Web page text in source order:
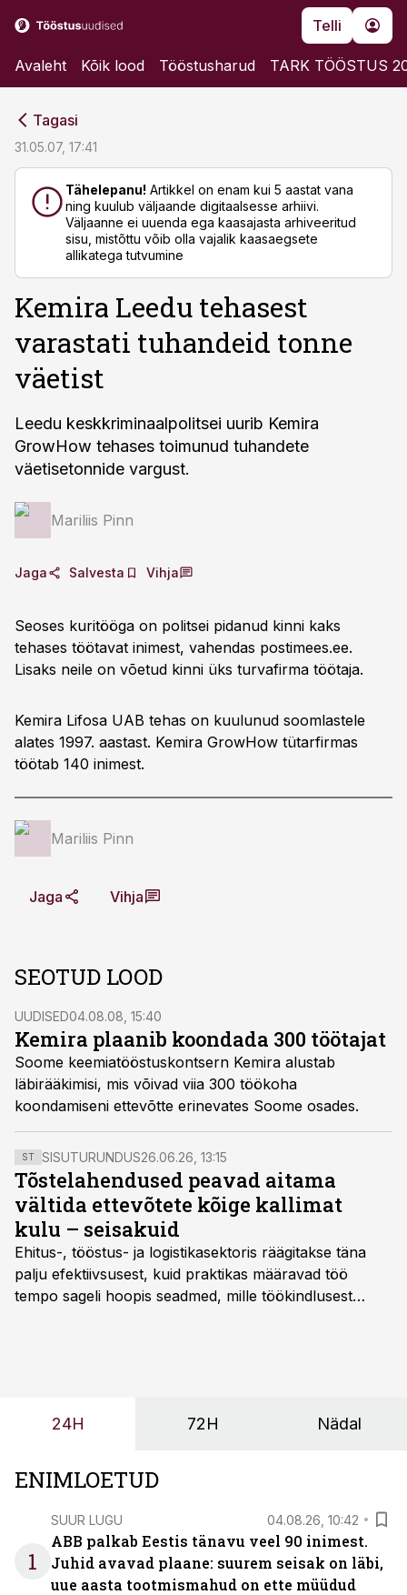
Telli
Avaleht Kõik lood Tööstusharud TARK TÖÖSTUS
Tagasi
31.05.07, 17:41
Tähelepanu! Artikkel on enam kui 5 aastat vana
ning kuulub väljaande digitaalsesse arhiivi.
Väljaanne ei uuenda ega kaasajasta arhiveeritud
sisu, mistõttu võib olla vajalik kaasaegsete
allikatega tutvumine
Kemira Leedu tehasest
varastati tuhandeid tonne
väetist
Leedu keskkriminaalpolitsei uurib Kemira
GrowHow tehases toimunud tuhandete
väetisetonnide vargust.
Mariliis Pinn
Jaga Salvesta Vihja
Seoses kuritööga on politsei pidanud kinni kaks
tehases töötavat inimest, vahendas postimees.ee.
Lisaks neile on võetud kinni üks turvafirma töötaja.
Kemira Lifosa UAB tehas on kuulunud soomlastele
alates 1997. aastast. Kemira GrowHow tütarfirmas
töötab 140 inimest.
Mariliis Pinn
Jaga Vihja
SEOTUD LOOD
UUDISED04.08.08, 15:40
Kemira plaanib koondada 300 töötajat
Soome keemiatööstuskontsern Kemira alustab
läbirääkimisi, mis võivad viia 300 töökoha
koondamiseni ettevõtte erinevates Soome osades.
ST SISUTURUNDUS26.06.26, 13:15
Tõstelahendused peavad aitama
vältida ettevõtete kõige kallimat
kulu – seisakuid
Ehitus-, tööstus- ja logistikasektoris räägitakse täna
palju efektiivsusest, kuid praktikas määravad töö
tempo sageli hoopis seadmed, mille töökindlusest
24H 72H Nädal
ENIMLOETUD
1
SUUR LUGU 04.08.26, 10:42
ABB palkab Eestis tänavu veel 90 inimest.
Juhid avavad plaane: suurem seisak on läbi,
uue aasta tootmismahud on ette müüdud